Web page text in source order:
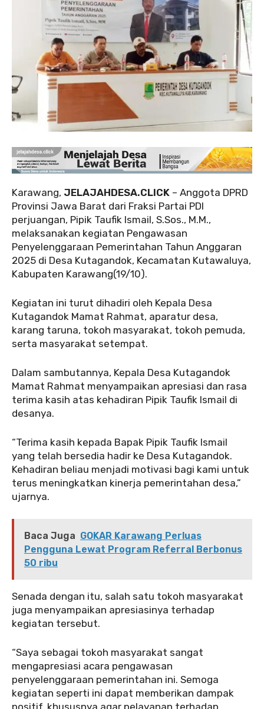
Karawang, JELAJAHDESA.CLICK – Anggota DPRD
Provinsi Jawa Barat dari Fraksi Partai PDI
perjuangan, Pipik Taufik Ismail, S.Sos., M.M.,
melaksanakan kegiatan Pengawasan
Penyelenggaraan Pemerintahan Tahun Anggaran
2025 di Desa Kutagandok, Kecamatan Kutawaluya,
Kabupaten Karawang(19/10).
Kegiatan ini turut dihadiri oleh Kepala Desa
Kutagandok Mamat Rahmat, aparatur desa,
karang taruna, tokoh masyarakat, tokoh pemuda,
serta masyarakat setempat.
Dalam sambutannya, Kepala Desa Kutagandok
Mamat Rahmat menyampaikan apresiasi dan rasa
terima kasih atas kehadiran Pipik Taufik Ismail di
desanya.
“Terima kasih kepada Bapak Pipik Taufik Ismail
yang telah bersedia hadir ke Desa Kutagandok.
Kehadiran beliau menjadi motivasi bagi kami untuk
terus meningkatkan kinerja pemerintahan desa,”
ujarnya.
Baca Juga GOKAR Karawang Perluas
Pengguna Lewat Program Referral Berbonus
50 ribu
Senada dengan itu, salah satu tokoh masyarakat
juga menyampaikan apresiasinya terhadap
kegiatan tersebut.
“Saya sebagai tokoh masyarakat sangat
mengapresiasi acara pengawasan
penyelenggaraan pemerintahan ini. Semoga
kegiatan seperti ini dapat memberikan dampak
positif, khususnya agar pelayanan terhadap